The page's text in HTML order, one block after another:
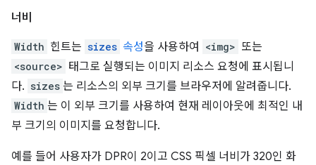
너비
Width 힌트는 sizes 속성을 사용하여 <img> 또는
<source> 태그로 실행되는 이미지 리소스 요청에 표시됩니
다. sizes 는 리소스의 외부 크기를 브라우저에 알려줍니다.
Width 는 이 외부 크기를 사용하여 현재 레이아웃에 최적인 내
부 크기의 이미지를 요청합니다.
예를 들어 사용자가 DPR이 2이고 CSS 픽셀 너비가 320인 화